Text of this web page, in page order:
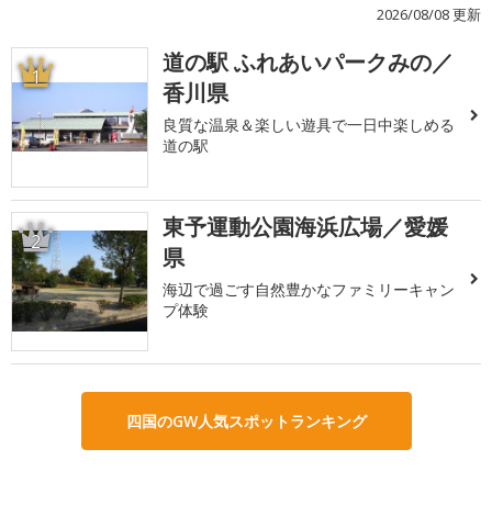
2026/08/08 更新
1
道の駅 ふれあいパークみの／
香川県
良質な温泉＆楽しい遊具で一日中楽しめる
道の駅
2
東予運動公園海浜広場／愛媛
県
海辺で過ごす自然豊かなファミリーキャン
プ体験
四国のGW人気スポットランキング